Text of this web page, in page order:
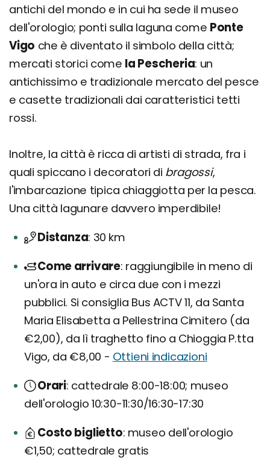
antichi del mondo e in cui ha sede il museo
dell'orologio; ponti sulla laguna come Ponte
Vigo che è diventato il simbolo della città;
mercati storici come la Pescheria: un
antichissimo e tradizionale mercato del pesce
e casette tradizionali dai caratteristici tetti
rossi.
Inoltre, la città è ricca di artisti di strada, fra i
quali spiccano i decoratori di bragossi,
l'imbarcazione tipica chiaggiotta per la pesca.
Una città lagunare davvero imperdibile!
Distanza 30 km
Come arrivare raggiungibile in meno di
un'ora in auto e circa due con i mezzi
pubblici. Si consiglia Bus ACTV 11, da Santa
Maria Elisabetta a Pellestrina Cimitero (da
€2,00), da lì traghetto fino a Chioggia P.tta
Vigo, da €8,00 - Ottieni indicazioni
Orari cattedrale 8:00-18:00; museo
dell'orologio 10:30-11:30/16:30-17:30
Costo biglietto museo dell'orologio
€1,50; cattedrale gratis